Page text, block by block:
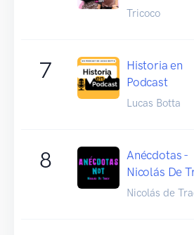
Tricoco
7
Historia en
Podcast
Lucas Botta
8
Anécdotas -
Nicolás De
Nicolás de